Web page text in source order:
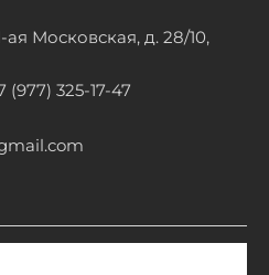
ая Московская, д. 28/10,
325-17-47